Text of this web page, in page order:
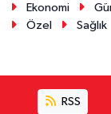
Ekonomi
Özel
Sağlık
RSS